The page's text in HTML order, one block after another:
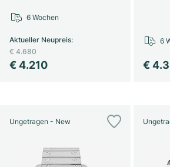
€ 4.210
Aktueller Neupreis:
€ 4.680
6 Wochen
€
6
Ungetragen - New